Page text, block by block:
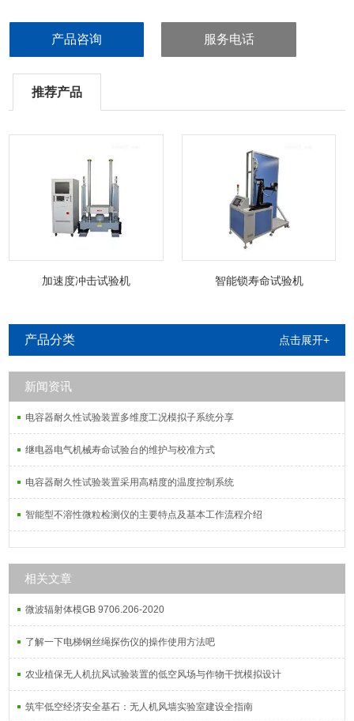
产品咨询 服务电话
推荐产品
加速度冲击试验机 智能锁寿命试验机
产品分类 点击展开+
新闻资讯
电容器耐久性试验装置多维度工况模拟子系统分享
继电器电气机械寿命试验台的维护与校准方式
电容器耐久性试验装置采用高精度的温度控制系统
智能型不溶性微粒检测仪的主要特点及基本工作流程介绍
相关文章
微波辐射体模GB 9706.206-2020
了解一下电梯钢丝绳探伤仪的操作使用方法吧
农业植保无人机抗风试验装置的低空风场与作物干扰模拟设计
筑牢低空经济安全基石：无人机风墙实验室建设全指南